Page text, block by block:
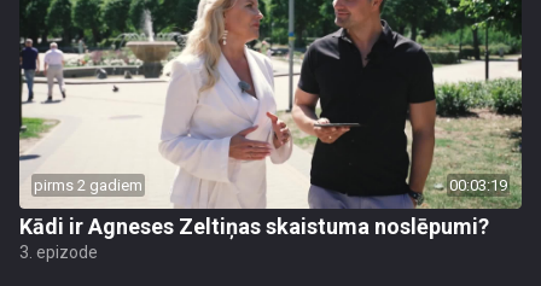
pirms 2 gadiem 00:03:19
Kādi ir Agneses Zeltiņas skaistuma noslēpumi?
3. epizode